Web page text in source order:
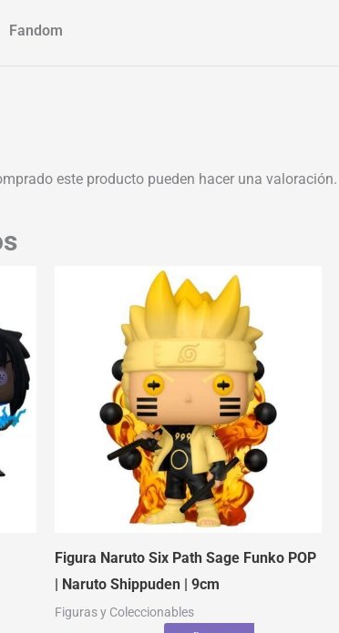
Fandom
este producto pueden hacer una valoración.
Figura Naruto Six Path Sage Funko POP
| Naruto Shippuden | 9cm
Figuras y Coleccionables